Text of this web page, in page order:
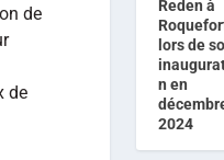
de
de